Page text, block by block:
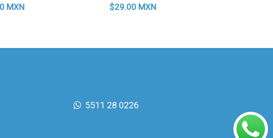
$10.00 MXN $16.00 MXN
5511 28 0226